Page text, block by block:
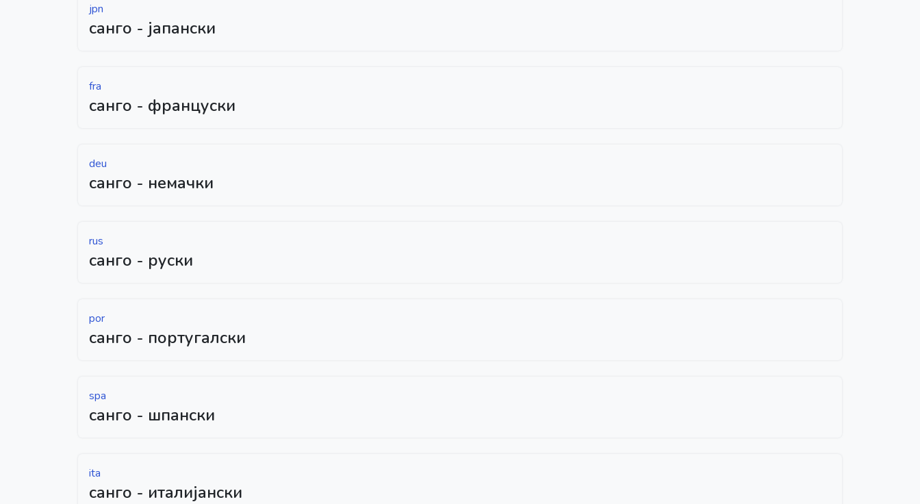
jpn
санго - јапански
fra
санго - француски
deu
санго - немачки
rus
санго - руски
por
санго - португалски
spa
санго - шпански
ita
санго - италијански